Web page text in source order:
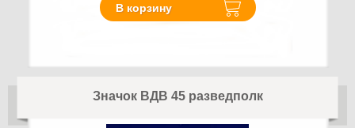
В корзину
Значок ВДВ 45 разведполк